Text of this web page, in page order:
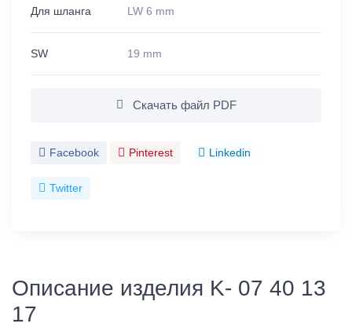
Для шланга LW 6 mm
SW 19 mm
Скачать файл PDF
Facebook Pinterest Linkedin
Twitter
Описание изделия K- 07 40 13
17